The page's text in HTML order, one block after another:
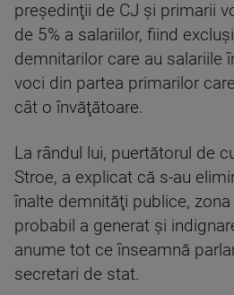
preşedinţii de CJ şi primarii
de 5% a salariilor, fiind
demnitarilor care au salariile
voci din partea primarilor
cât o învăţătoare.
La rândul lui, puertătorul de
Stroe, a explicat că s-au
înalte demnităţi publice, zona
probabil a generat şi
anume tot ce înseamnă
secretari de stat.